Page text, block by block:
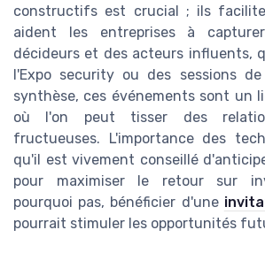
constructifs est crucial ; ils
aident les entreprises à
décideurs et des acteurs influents,
l'Expo security ou des sessions de
synthèse, ces événements sont un
où l'on peut tisser des
fructueuses. L'importance des
qu'il est vivement conseillé
pour maximiser le retour sur
pourquoi pas, bénéficier d'une
pourrait stimuler les opportunités